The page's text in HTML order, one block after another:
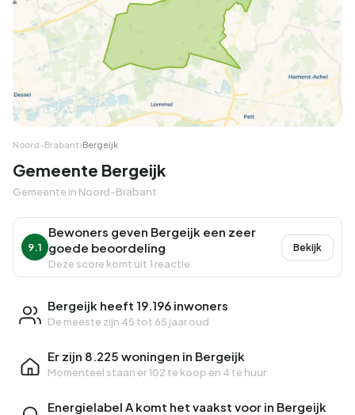
Noord-Brabant›Bergeijk
Gemeente Bergeijk
Gemeente in Noord-Brabant
9.1
Bewoners geven Bergeijk een zeer
goede beoordeling
Deze score komt uit 1 reactie
Bekijk
Bergeijk heeft 19.196 inwoners
De meeste zijn 45 tot 65 jaar oud
Er zijn 8.225 woningen in Bergeijk
Momenteel staan er102 te koop en 4 te huur
Energielabel A komt het vaakst voor in Bergeijk